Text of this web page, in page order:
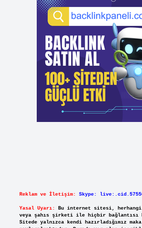
Reklam ve İletişim: Skype:
Yasal Uyarı:
Bu internet sitesi, herhangi
veya şahıs şirketi ile hiçbir bağlantısı
Sitede yalnızca kendi hazırladığımız